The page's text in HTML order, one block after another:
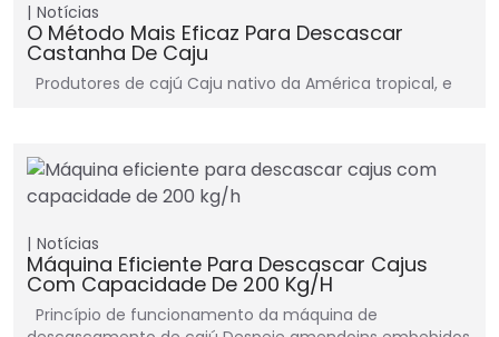
Notícias
O Método Mais Eficaz Para Descascar
Castanha De Caju
Produtores de cajú Caju nativo da América tropical, e
Notícias
Máquina Eficiente Para Descascar Cajus
Com Capacidade De 200 Kg/h
Princípio de funcionamento da máquina de